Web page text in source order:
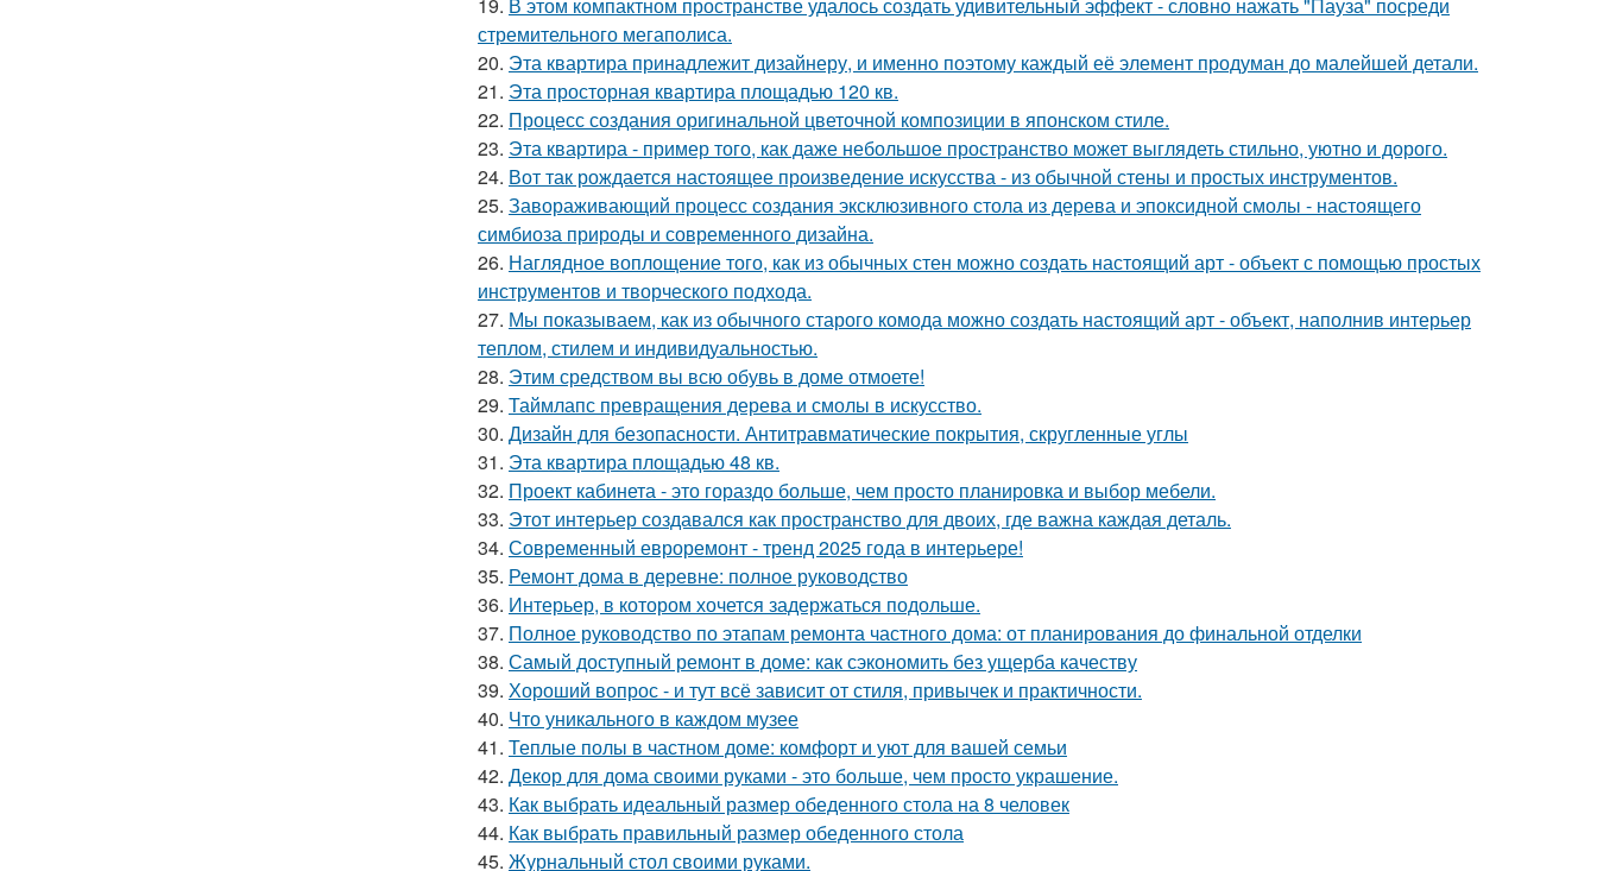
стремительного мегаполиса.
20. Эта квартира принадлежит дизайнеру, и именно поэтому каждый её элемент продуман до малейшей детали.
21. Эта просторная квартира площадью 120 кв.
22. Процесс создания оригинальной цветочной композиции в японском стиле.
23. Эта квартира - пример того, как даже небольшое пространство может выглядеть стильно, уютно и дорого.
24. Вот так рождается настоящее произведение искусства - из обычной стены и простых инструментов.
25. Завораживающий процесс создания эксклюзивного стола из дерева и эпоксидной смолы - настоящего
симбиоза природы и современного дизайна.
26. Наглядное воплощение того, как из обычных стен можно создать настоящий арт - объект с помощью простых
инструментов и творческого подхода.
27. Мы показываем, как из обычного старого комода можно создать настоящий арт - объект, наполнив интерьер
теплом, стилем и индивидуальностью.
28. Этим средством вы всю обувь в доме отмоете!
29. Таймлапс превращения дерева и смолы в искусство.
30. Дизайн для безопасности. Антитравматические покрытия, скругленные углы
31. Эта квартира площадью 48 кв.
32. Проект кабинета - это гораздо больше, чем просто планировка и выбор мебели.
33. Этот интерьер создавался как пространство для двоих, где важна каждая деталь.
34. Современный евроремонт - тренд 2025 года в интерьере!
35. Ремонт дома в деревне: полное руководство
36. Интерьер, в котором хочется задержаться подольше.
37. Полное руководство по этапам ремонта частного дома: от планирования до финальной отделки
38. Самый доступный ремонт в доме: как сэкономить без ущерба качеству
39. Хороший вопрос - и тут всё зависит от стиля, привычек и практичности.
40. Что уникального в каждом музее
41. Теплые полы в частном доме: комфорт и уют для вашей семьи
42. Декор для дома своими руками - это больше, чем просто украшение.
43. Как выбрать идеальный размер обеденного стола на 8 человек
44. Как выбрать правильный размер обеденного стола
45. Журнальный стол своими руками.